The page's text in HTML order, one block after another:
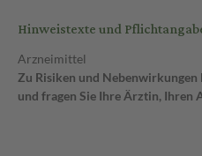
Hinweistexte und
Arzneimittel
Zu Risiken und Nebenwirkungen
und fragen Sie Ihre Ärztin, Ihren